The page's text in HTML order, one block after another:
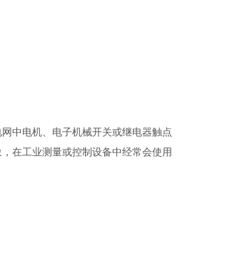
中电机、电子机械开关或继电器触点
在工业测量或控制设备中经常会使用